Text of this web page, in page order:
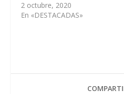
2 octubre, 2020
En «DESTACADAS»